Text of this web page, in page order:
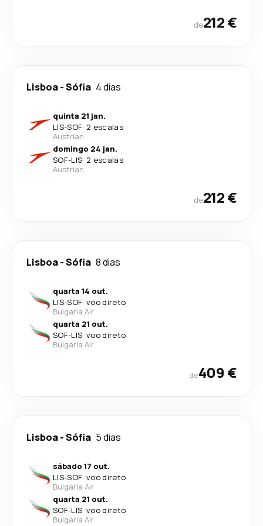
de212 €
Lisboa-Sófia 4 dias
quinta 21 jan.
LIS-SOF· 2 escalas
Austrian
domingo 24 jan.
SOF-LIS· 2 escalas
Austrian
de212 €
Lisboa-Sófia 8 dias
quarta 14 out.
LIS-SOF· voo direto
Bulgaria Air
quarta 21 out.
SOF-LIS· voo direto
Bulgaria Air
de409 €
Lisboa-Sófia 5 dias
sábado 17 out.
LIS-SOF· voo direto
Bulgaria Air
quarta 21 out.
SOF-LIS· voo direto
Bulgaria Air